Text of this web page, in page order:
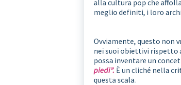
alla cultura pop che
meglio definiti, i loro
Ovviamente, questo non
nei suoi obiettivi rispetto
possa inventare un
piedi”. È un cliché nella
questa scala.